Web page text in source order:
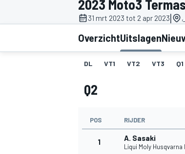
2023 Moto3
31 mrt 2023 tot 2 apr 2023| ,
OverzichtUitslagen
DL VT1 VT2 VT3 Q1
Q2
POS RIJDER
1 A. Sasaki
Liqui Moly Husqvarna